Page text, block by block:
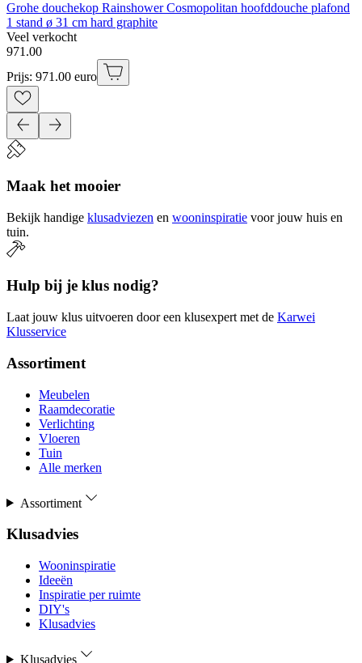
Grohe douchekop Rainshower Cosmopolitan hoofddouche plafond
1 stand ø 31 cm hard graphite
Veel verkocht
971 .00
Prijs: 971.00 euro
Maak het mooier
Bekijk handige klusadviezen en wooninspiratie voor jouw huis en
tuin.
Hulp bij je klus nodig?
Laat jouw klus uitvoeren door een klusexpert met de Karwei
Klusservice
Assortiment
Meubelen
Raamdecoratie
Verlichting
Vloeren
Tuin
Alle merken
Assortiment
Klusadvies
Wooninspiratie
Ideeën
Inspiratie per ruimte
DIY's
Klusadvies
Klusadvies